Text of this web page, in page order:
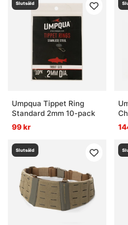
Vad är flugfiske?
Vad är ett flugfiskeset?
Vad är
Vad är vadarbyxor och
Slutsåld
Umpqua Tippet Ring
Standard 2mm 10-pack
99 kr
Slutsåld